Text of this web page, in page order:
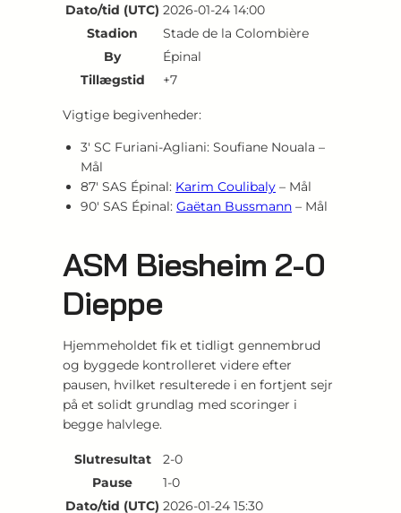
Dato/tid (UTC) 2026-01-24 14:00
Stadion
Stade de la Colombière
By
Épinal
Tillægstid
+7
Vigtige begivenheder:
3′ SC Furiani-Agliani: Soufiane Nouala –
Mål
87′ SAS Épinal: Karim Coulibaly – Mål
90′ SAS Épinal: Gaëtan Bussmann – Mål
ASM Biesheim 2-0
Dieppe
Hjemmeholdet fik et tidligt gennembrud
og byggede kontrolleret videre efter
pausen, hvilket resulterede i en fortjent sejr
på et solidt grundlag med scoringer i
begge halvlege.
Slutresultat
2-0
Pause
1-0
Dato/tid (UTC) 2026-01-24 15:30